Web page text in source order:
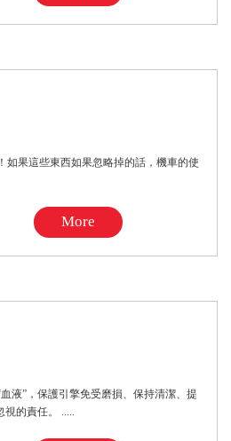
如果這些東西如果忽略掉的話，機車的使
More
液”，保護引擎免受磨損、保持清潔、提
視的責任。 .....